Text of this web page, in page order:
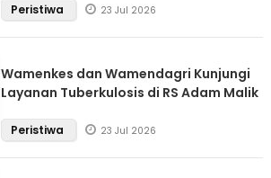
Peristiwa 23 Jul 2026
Wamenkes dan Wamendagri Kunjungi
Layanan Tuberkulosis di RS Adam Malik
Peristiwa 23 Jul 2026